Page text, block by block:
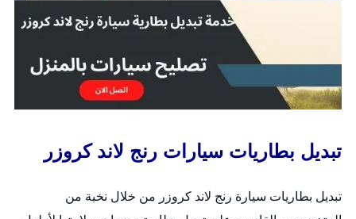
تبديل بطاريات سيارات رنج لاند كروزر
تبديل بطاريات سيارة رنج لاند كروزر من خلال نخبة من